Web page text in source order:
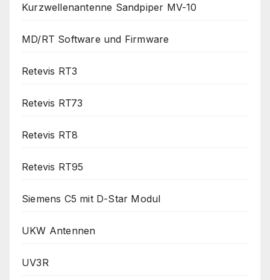
Kurzwellenantenne Sandpiper MV-10
MD/RT Software und Firmware
Retevis RT3
Retevis RT73
Retevis RT8
Retevis RT95
Siemens C5 mit D-Star Modul
UKW Antennen
UV3R